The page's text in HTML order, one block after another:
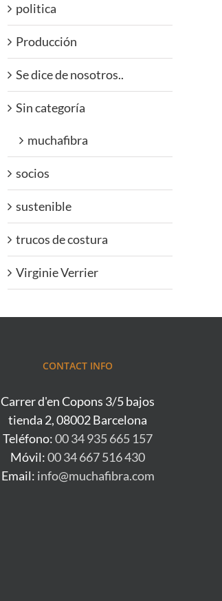
politica
Producción
Se dice de nosotros..
Sin categoría
muchafibra
socios
sustenible
trucos de costura
Virginie Verrier
CONTACT INFO
Carrer d'en Copons 3/5 bajos
tienda 2, 08002 Barcelona
Teléfono:00 34 935 665 157
Móvil:00 34 667 516 430
Email: info@muchafibra.com